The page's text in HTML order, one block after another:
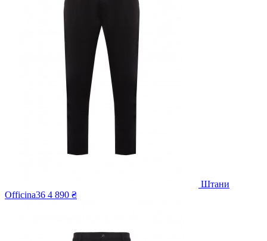
Штани
Officina36 4 890 ₴